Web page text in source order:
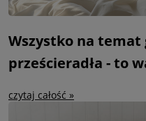
Wszystko na
prześcieradła - to
czytaj całość »